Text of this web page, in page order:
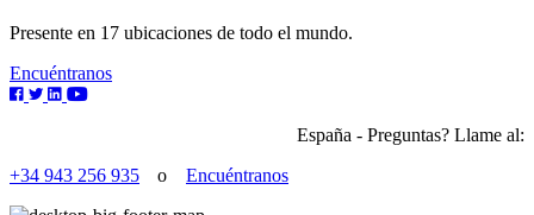
Presente en 17 ubicaciones de todo el mundo.
Encuéntranos
España - Preguntas? Llame al:
+34 943 256 935
o Encuéntranos